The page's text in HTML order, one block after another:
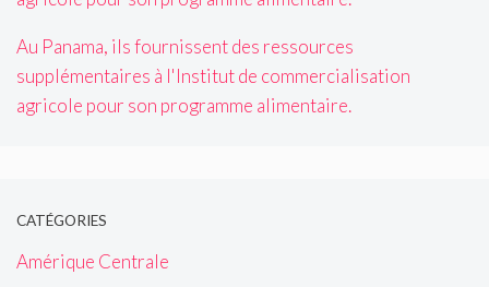
Au Panama, ils fournissent des ressources
supplémentaires à l'Institut de commercialisation
agricole pour son programme alimentaire.
CATÉGORIES
Amérique Centrale